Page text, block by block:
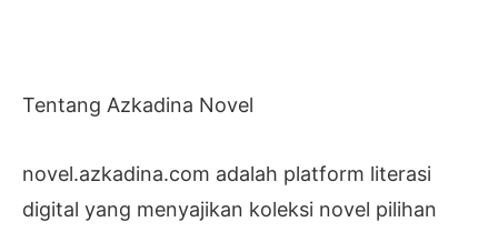
Tentang Azkadina Novel
novel.azkadina.com adalah platform literasi
digital yang menyajikan koleksi novel pilihan